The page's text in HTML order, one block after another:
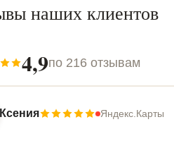
наших клиентов
4,9по 216 отзывам
Ксения Яндекс.Карты